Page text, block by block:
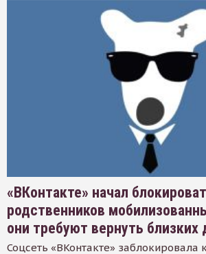
«ВКонтакте» начал
родственников
они требуют вернуть близких
Соцсеть «ВКонтакте» заблокировала